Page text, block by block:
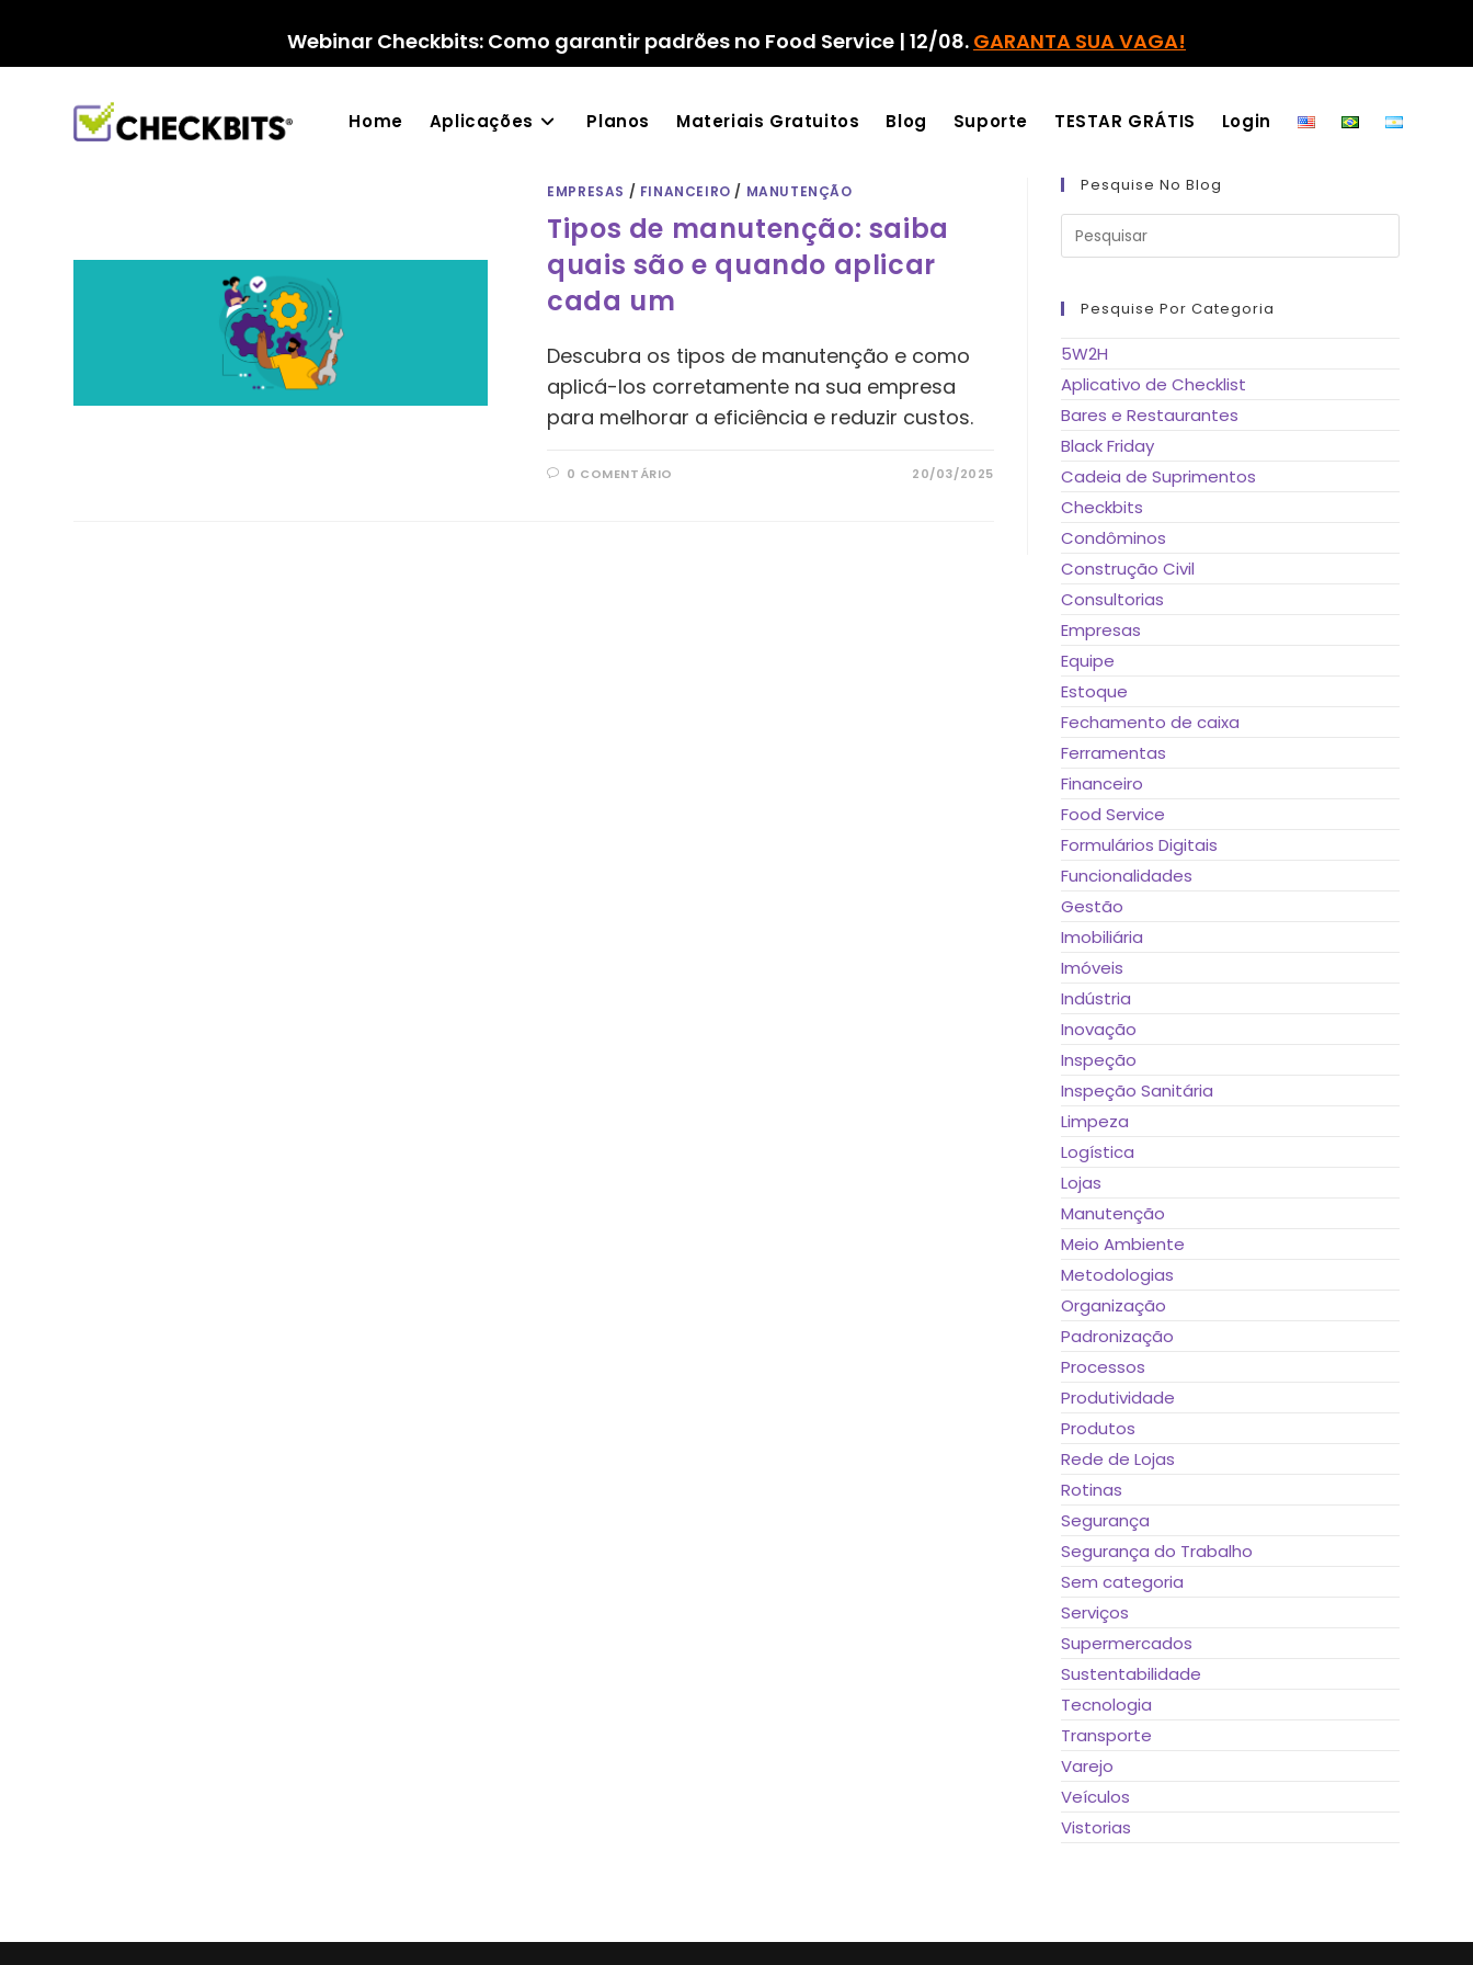
Webinar Checkbits: Como garantir padrões no Food Service | 12/08. GARANTA SUA VAGA!
Home Aplicações Planos Materiais Gratuitos Blog Suporte TESTAR GRÁTIS Login
EMPRESAS / FINANCEIRO / MANUTENÇÃO
Tipos de manutenção: saiba
quais são e quando aplicar
cada um
Descubra os tipos de manutenção e como
aplicá-los corretamente na sua empresa
para melhorar a eficiência e reduzir custos.
0 COMENTÁRIO 20/03/2025
Pesquise No Blog
Pressione
tecla
Pesquise Por Categoria
5W2H
Aplicativo de Checklist
Bares e Restaurantes
Black Friday
Cadeia de Suprimentos
Checkbits
Condôminos
Construção Civil
Consultorias
Empresas
Equipe
Estoque
Fechamento de caixa
Ferramentas
Financeiro
Food Service
Formulários Digitais
Funcionalidades
Gestão
Imobiliária
Imóveis
Indústria
Inovação
Inspeção
Inspeção Sanitária
Limpeza
Logística
Lojas
Manutenção
Meio Ambiente
Metodologias
Organização
Padronização
Processos
Produtividade
Produtos
Rede de Lojas
Rotinas
Segurança
Segurança do Trabalho
Sem categoria
Serviços
Supermercados
Sustentabilidade
Tecnologia
Transporte
Varejo
Veículos
Vistorias